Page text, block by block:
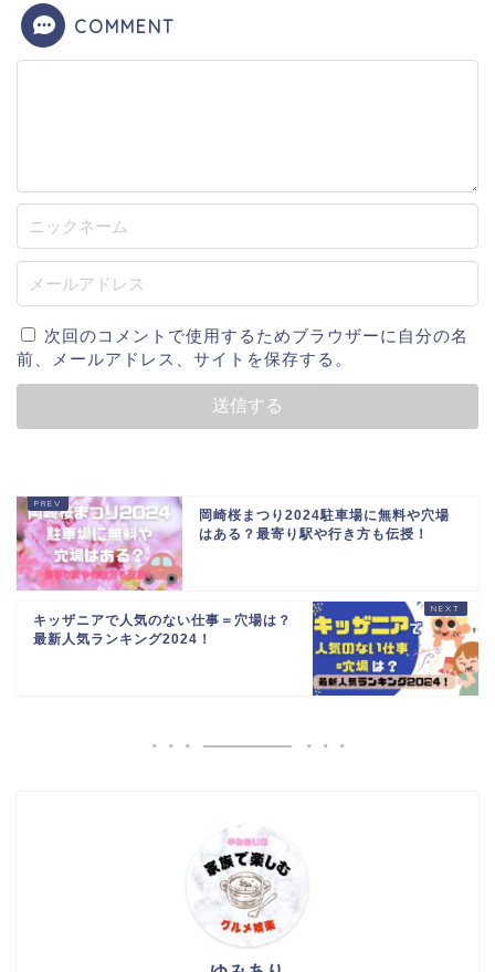
COMMENT
次回のコメントで使用するためブラウザーに自分の名
前、メールアドレス、サイトを保存する。
岡崎桜まつり2024駐車場に無料や穴場
はある？最寄り駅や行き方も伝授！
キッザニアで人気のない仕事＝穴場は？
最新人気ランキング2024！